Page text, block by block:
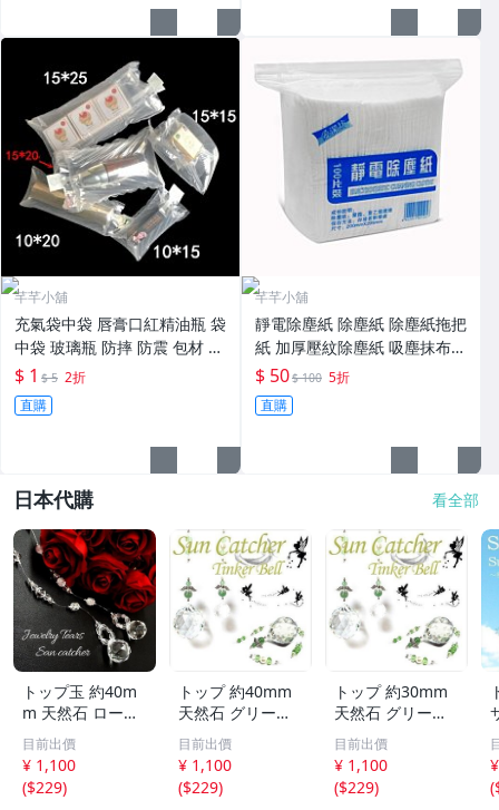
芊芊小舖
充氣袋中袋 唇膏口紅精油瓶 袋
中袋 玻璃瓶 防摔 防震 包材 包
裝 氣泡袋 包裝袋 防撞袋 玻璃
罐 香水 緩衝袋 充氣袋
$ 1 $ 5 2折
直購
芊芊小舖
靜電除塵紙 除塵紙 除塵紙拖把
紙 加厚壓紋除塵紙 吸塵抹布
一次性粘塵紙 地板粘塵紙 吸塵
紙 除塵紙
$ 50$ 100 5折
直購
日本代購 看全部
トップ玉 約40m
m 天然石 ローズ
ジュエリー Tears
サンキャッチャー
パワーストーン
アクセサリー イ
目前出價
¥ 1,100
($229)
トップ 約40mm
天然石 グリーン
アベンチュリン T
inker Bell 妖精の
サンキャッチャー
パワーストーン
目前出價
¥ 1,100
($229)
トップ 約30mm
天然石 グリーン
アベンチュリン T
inker Bell 妖精の
サンキャッチャー
パワーストーン
目前出價
¥ 1,100
($229)
(